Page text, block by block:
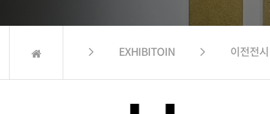
 EXHIBITOIN  이전전시